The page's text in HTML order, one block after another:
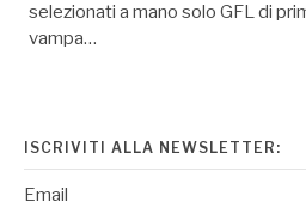
selezionati a mano solo GFL di
vampa…
ISCRIVITI ALLA NEWSLETTER:
Email